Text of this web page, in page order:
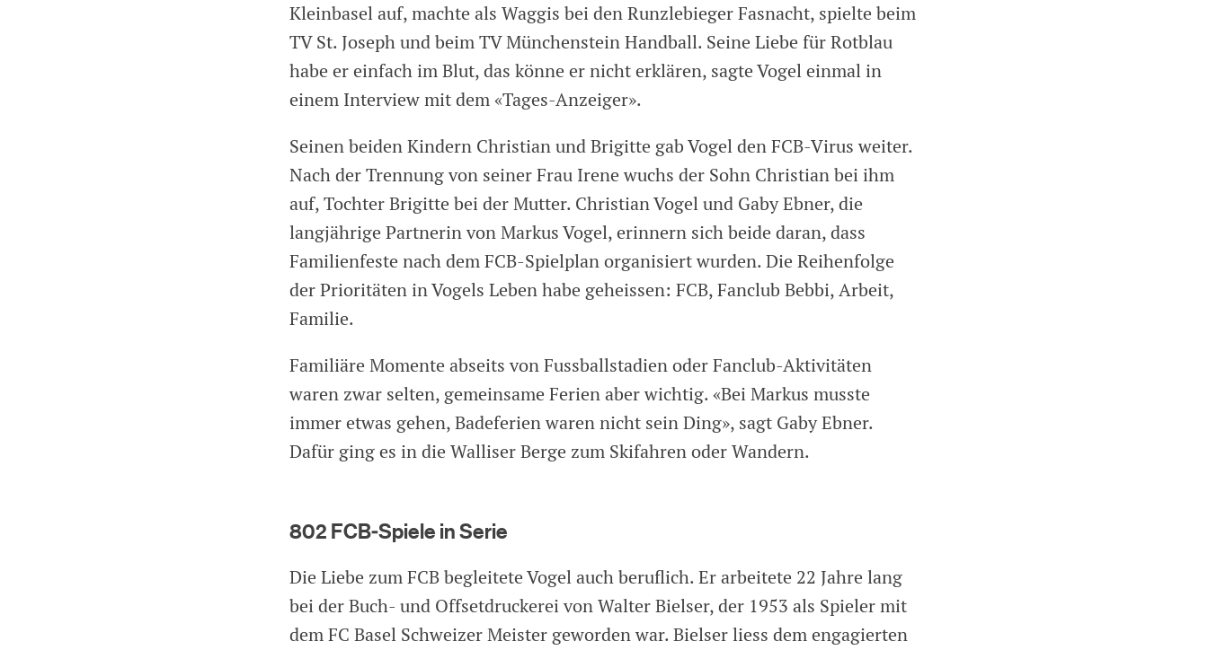
Kleinbasel auf, machte als Waggis bei den Runzlebieger Fasnacht, spielte beim
TV St. Joseph und beim TV Münchenstein Handball. Seine Liebe für Rotblau
habe er einfach im Blut, das könne er nicht erklären, sagte Vogel einmal in
einem Interview mit dem «Tages-Anzeiger».
Seinen beiden Kindern Christian und Brigitte gab Vogel den FCB-Virus weiter.
Nach der Trennung von seiner Frau Irene wuchs der Sohn Christian bei ihm
auf, Tochter Brigitte bei der Mutter. Christian Vogel und Gaby Ebner, die
langjährige Partnerin von Markus Vogel, erinnern sich beide daran, dass
Familienfeste nach dem FCB-Spielplan organisiert wurden. Die Reihenfolge
der Prioritäten in Vogels Leben habe geheissen: FCB, Fanclub Bebbi, Arbeit,
Familie.
Familiäre Momente abseits von Fussballstadien oder Fanclub-Aktivitäten
waren zwar selten, gemeinsame Ferien aber wichtig. «Bei Markus musste
immer etwas gehen, Badeferien waren nicht sein Ding», sagt Gaby Ebner.
Dafür ging es in die Walliser Berge zum Skifahren oder Wandern.
802 FCB-Spiele in Serie
Die Liebe zum FCB begleitete Vogel auch beruflich. Er arbeitete 22 Jahre lang
bei der Buch- und Offsetdruckerei von Walter Bielser, der 1953 als Spieler mit
dem FC Basel Schweizer Meister geworden war. Bielser liess dem engagierten